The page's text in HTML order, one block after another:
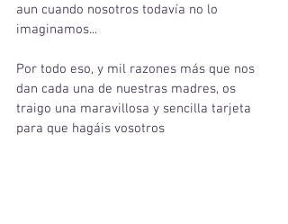
aun cuando nosotros todavía no lo
imaginamos...
Por todo eso, y mil razones más que nos
dan cada una de nuestras madres, os
traigo una maravillosa y sencilla tarjeta
para que hagáis vosotros